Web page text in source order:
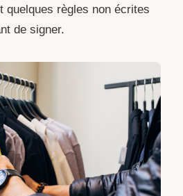
quelques règles non écrites
de signer.